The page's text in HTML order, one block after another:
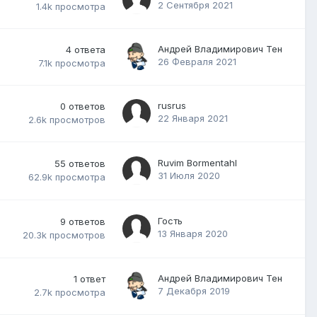
1.4k просмотра
2 Сентября 2021
4 ответа
7.1k просмотра
Андрей Владимирович Тен
26 Февраля 2021
0 ответов
2.6k просмотров
rusrus
22 Января 2021
55 ответов
62.9k просмотра
Ruvim Bormentahl
31 Июля 2020
9 ответов
20.3k просмотров
Гость
13 Января 2020
1 ответ
2.7k просмотра
Андрей Владимирович Тен
7 Декабря 2019